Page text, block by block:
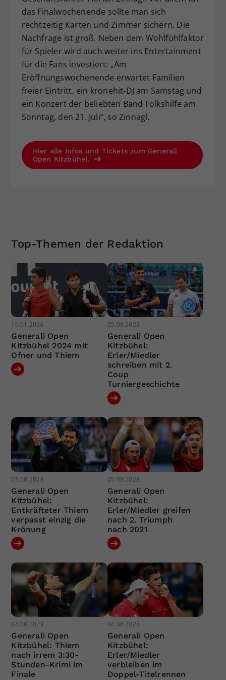
das Finalwochenende sollte man sich
rechtzeitig Karten und Zimmer sichern. Die
Nachfrage ist groß. Neben dem Wohlfühlfaktor
für Spieler wird auch weiter ins Entertainment
für die Fans investiert: „Am
Eröffnungswochenende erwartet Familien
freier Eintritt, ein kronehit-DJ am Samstag und
ein Konzert der beliebten Band Folkshilfe am
Sonntag, den 21. Juli“, so Zinnagl.
Hier alle Infos und Tickets zum Generali
Open Kitzbühel.
Top-Themen der Redaktion
10.01.2024
Generali Open
Kitzbühel 2024 mit
Ofner und Thiem
05.08.2023
Generali Open
Kitzbühel:
Erler/Miedler
schreiben mit 2.
Coup
Turniergeschichte
05.08.2023
Generali Open
Kitzbühel:
Entkräfteter Thiem
verpasst einzig die
Krönung
05.08.2023
Generali Open
Kitzbühel:
Erler/Miedler greifen
nach 2. Triumph
nach 2021
04.08.2023
Generali Open
Kitzbühel: Thiem
nach irrem 3:30-
Stunden-Krimi im
Finale
04.08.2023
Generali Open
Kitzbühel:
Erler/Miedler
verbleiben im
Doppel-Titelrennen